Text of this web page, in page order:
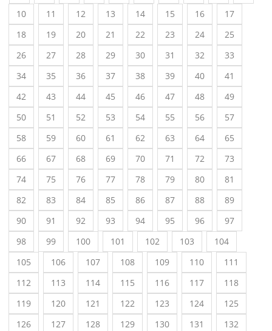
10
11 12 13 14 15 16
17
18
19 20 21 22 23 24
25
26
27 28 29 30 31 32
33
34
35 36 37 38 39 40
41
42
43 44 45 46 47 48
49
50
51 52 53 54 55 56
57
58
59 60 61 62 63 64
65
66
67 68 69 70 71 72
73
74
75 76 77 78 79 80
81
82
83 84 85 86 87 88
89
90
91 92 93 94 95 96
97
98
99 100 101 102 103
104
105
106 107 108 109 110
111
112
113 114 115 116 117
118
119
120 121 122 123 124
125
126
127 128 129 130 131
132